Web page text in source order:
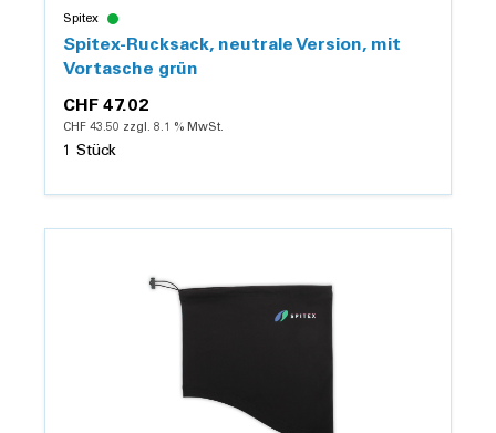
Spitex
Spitex-Rucksack, neutrale Version, mit
Vortasche grün
CHF 47.02
CHF 43.50 zzgl. 8.1 % MwSt.
1 Stück